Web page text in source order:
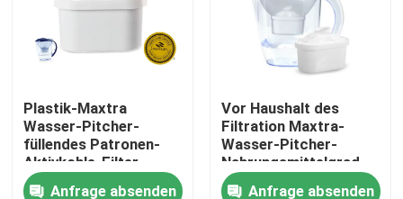
Klassischer Wasser-Pitcher
Maxtra-Wasser-Pitcher
Plastik-Maxtra
Wasser-Pitcher-
füllendes Patronen-
Aktivkohle-Filter-
Material pp.
Anfrage absenden
Vor Haushalt des
Filtration Maxtra-
Wasser-Pitcher-
Nahrungsmittelgrad-
pp. mit RoHS-
Anfrage absenden